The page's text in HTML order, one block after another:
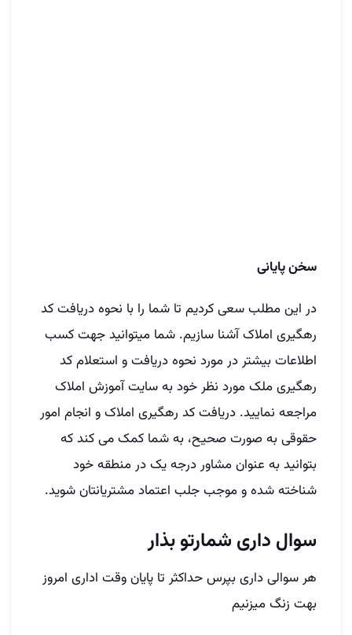
حقوقی به صورت صحیح، به شما کمک می کند که
بتوانید به عنوان مشاور درجه یک در منطقه خود
شناخته شده و موجب جلب اعتماد مشتریانتان شوید.
سوال داری شمارتو بذار
هر سوالی داری بپرس حداکثر تا پایان وقت اداری امروز
بهت زنگ میزنیم
نام و نام خانوادگی
شهر
شماره تماس(Required)